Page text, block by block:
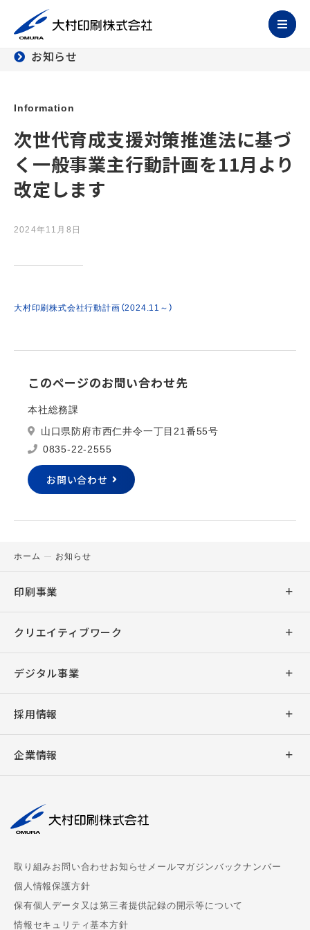
お知らせ
Information
次世代育成支援対策推進法に基づ
く一般事業主行動計画を11月より
改定します
2024年11月8日
大村印刷株式会社行動計画（2024.11～）
このページのお問い合わせ先
本社総務課
山口県防府市西仁井令一丁目21番55号
0835-22-2555
お問い合わせ
ホーム お知らせ
印刷事業
商業印刷
加工
バリアブル印刷
AUGGLE
御朱印帳
クリエイティブワーク
デザイン
キャラクター販促
組版
ビジネス漫画制作
デジタル事業
アプリ開発
デジタルサイネージ
デジタル教科書制作
chuboz
MEDPORTAL
採用情報
新卒採用
大村印刷の働き方
企業情報
会社概要
事業拠点
取り組みお問い合わせお知らせ メールマガジンバックナンバー
個人情報保護方針
保有個人データ又は第三者提供記録の開示等について
情報セキュリティ基本方針